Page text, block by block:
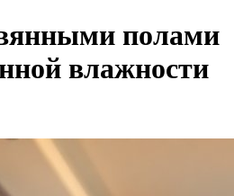
полами
влажности